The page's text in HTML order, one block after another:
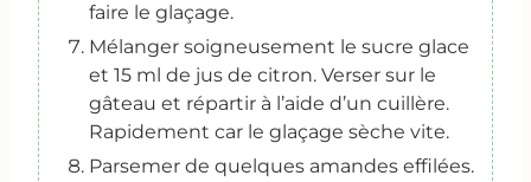
faire le glaçage.
Mélanger soigneusement le sucre glace
et 15 ml de jus de citron. Verser sur le
gâteau et répartir à l’aide d’un cuillère.
Rapidement car le glaçage sèche vite.
Parsemer de quelques amandes effilées.